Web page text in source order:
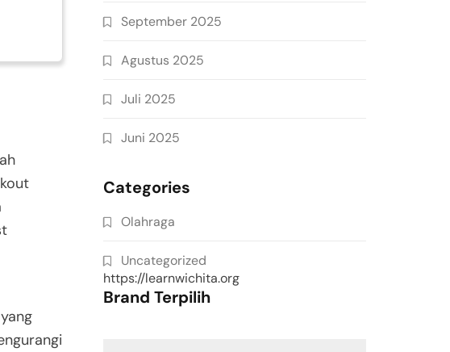
September 2025
Agustus 2025
Juli 2025
Juni 2025
Categories
Olahraga
Uncategorized
https://learnwichita.org
Brand Terpilih